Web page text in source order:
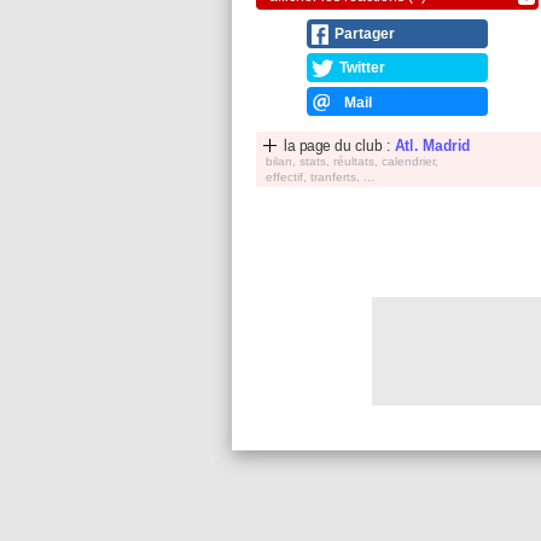
Partager
Twitter
Mail
la page du club : Atl. Madrid
bilan, stats, réultats, calendrier,
effectif, tranferts, ...